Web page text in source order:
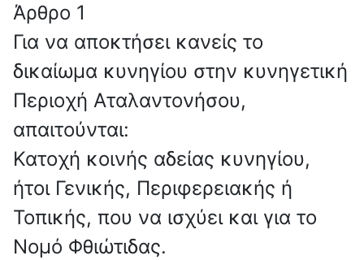
Άρθρο 1
Για να αποκτήσει κανείς το
δικαίωμα κυνηγίου στην κυνηγετική
Περιοχή Αταλαντονήσου,
απαιτούνται:
Κατοχή κοινής αδείας κυνηγίου,
ήτοι Γενικής, Περιφερειακής ή
Τοπικής, που να ισχύει και για το
Νομό Φθιώτιδας.